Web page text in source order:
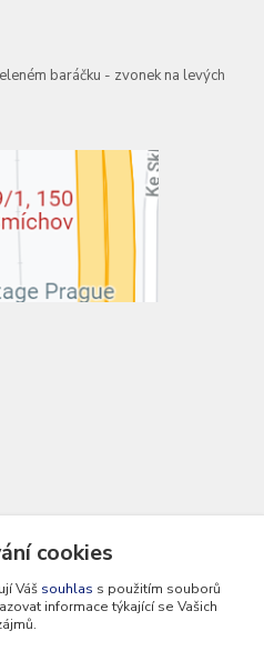
baráčku - zvonek na levých
cookies
Váš souhlas s použitím souborů
informace týkající se Vašich